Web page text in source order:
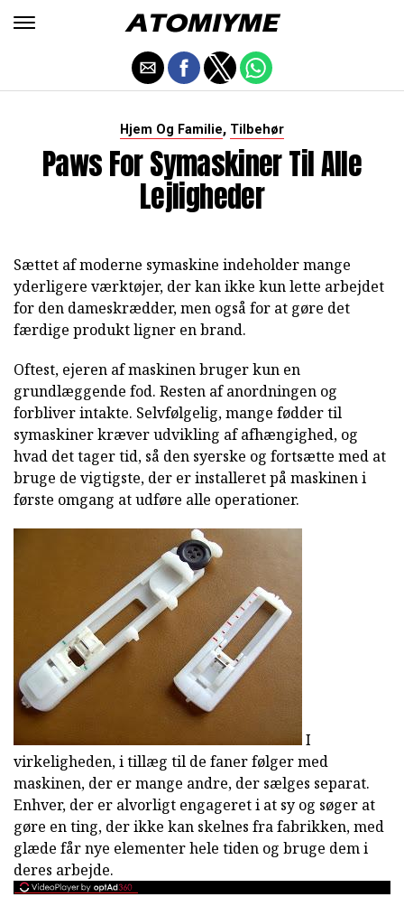
Hjem Og Familie, Tilbehør
Paws For Symaskiner Til Alle
Lejligheder
Sættet af moderne symaskine indeholder mange
yderligere værktøjer, der kan ikke kun lette arbejdet
for den dameskrædder, men også for at gøre det
færdige produkt ligner en brand.
Oftest, ejeren af maskinen bruger kun en
grundlæggende fod. Resten af anordningen og
forbliver intakte. Selvfølgelig, mange fødder til
symaskiner kræver udvikling af afhængighed, og
hvad det tager tid, så den syerske og fortsætte med at
bruge de vigtigste, der er installeret på maskinen i
første omgang at udføre alle operationer.
I
virkeligheden, i tillæg til de faner følger med
maskinen, der er mange andre, der sælges separat.
Enhver, der er alvorligt engageret i at sy og søger at
gøre en ting, der ikke kan skelnes fra fabrikken, med
glæde får nye elementer hele tiden og bruge dem i
deres arbejde.